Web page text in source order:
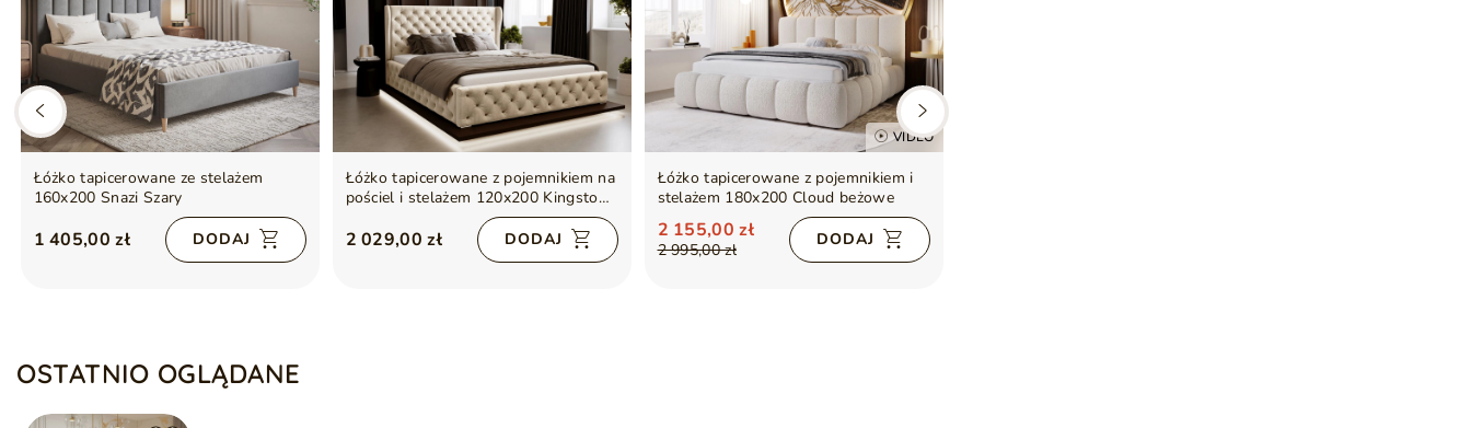
Łóżko tapicerowane ze stelażem
160x200 Snazi Szary
1 405,00 zł DODAJ
Łóżko tapicerowane z pojemnikiem na
pościel i stelażem 120x200 Kingston
2 029,00 zł DODAJ
VIDEO
Łóżko tapicerowane z pojemnikiem i
stelażem 180x200 Cloud beżowe
2 995,00 zł
2 155,00 zł DODAJ
OSTATNIO OGLĄDANE